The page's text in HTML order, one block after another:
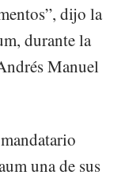
dijo la
durante la
Manuel
una de sus